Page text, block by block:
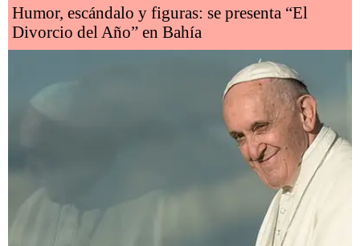
Humor, escándalo y figuras: se presenta “El
Divorcio del Año” en Bahía